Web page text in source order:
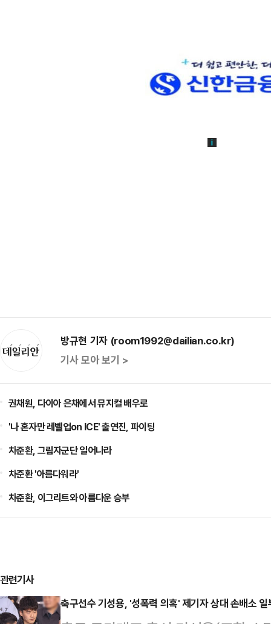
방규현 기자 (room1992@dailian.co.kr)
기사 모아 보기 >
권채원, 다이아 은채에서 뮤지컬 배우로
'나 혼자만 레벨업on ICE' 출연진, 파이팅
차준환, 그림자군단 일어나라
차준환 '아름다워라'
차준환, 이그리트와 아름다운 승부
관련기사
축구선수 기성용, '성폭력 의혹' 제기자 상대 손배소 일